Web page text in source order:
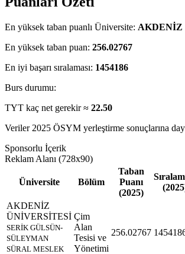
En yüksek taban puanlı Üniversite: AKDENİZ
En yüksek taban puan: 256.02767
En iyi başarı sıralaması: 1454186
Burs durumu:
TYT kaç net gerekir ≈ 22.50
Veriler 2025 ÖSYM yerleştirme sonuçlarına
Sponsorlu İçerik
Reklam Alanı (728x90)
Üniversite Bölüm
Taban
Puanı
(2025)
AKDENİZ
ÜNİVERSİTESİ
SERİK GÜLSÜN-
SÜLEYMAN
SÜRAL MESLEK
Çim
Alan
Tesisi ve
Yönetimi
256.02767